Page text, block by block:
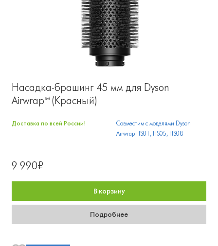
Насадка-брашинг 45 мм для Dyson
Airwrap™ (Красный)
Доставка по всей России!
Совместим с моделями Dyson
Airwrap HS01, HS05, HS08
9 990₽
В корзину
Подробнее